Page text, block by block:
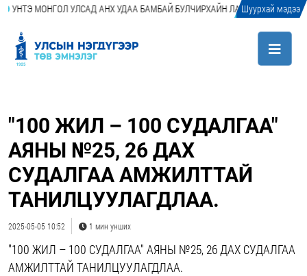
МОНГОЛ УЛСАД АНХ УДАА БАМБАЙ БУЛЧИРХАЙН ЛАЗЕР АБЛАЦИ (LASER
Шуурхай мэдээ
"100 ЖИЛ – 100 СУДАЛГАА"
АЯНЫ №25, 26 ДАХ
СУДАЛГАА АМЖИЛТТАЙ
ТАНИЛЦУУЛАГДЛАА.
2025-05-05 10:52 1 мин унших
"100 ЖИЛ – 100 СУДАЛГАА" АЯНЫ №25, 26 ДАХ СУДАЛГАА
АМЖИЛТТАЙ ТАНИЛЦУУЛАГДЛАА.